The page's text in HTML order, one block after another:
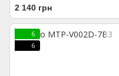
2 140 грн
6
6